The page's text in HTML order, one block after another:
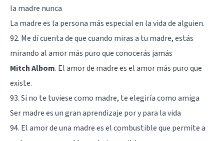
la madre nunca
La madre es la persona más especial en la vida de alguien.
92. Me dí cuenta de que cuando miras a tu madre, estás
mirando al amor más puro que conocerás jamás
Mitch Albom. El amor de madre es el amor más puro que
existe.
93. Si no te tuviese como madre, te elegiría como amiga
Ser madre es un gran aprendizaje por y para la vida
94. El amor de una madre es el combustible que permite a